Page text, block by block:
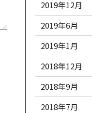
2019年12月
2019年6月
2019年1月
2018年12月
2018年9月
2018年7月